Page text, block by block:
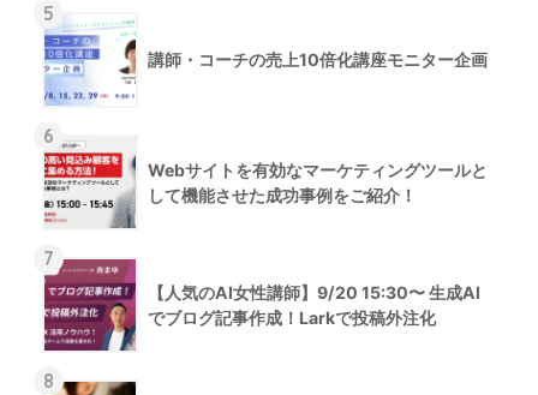
5
講師・コーチの売上10倍化講座モニター企画
6
Webサイトを有効なマーケティングツールと
して機能させた成功事例をご紹介！
7
【人気のAI女性講師】9/20 15:30〜 生成AI
でブログ記事作成！Larkで投稿外注化
8